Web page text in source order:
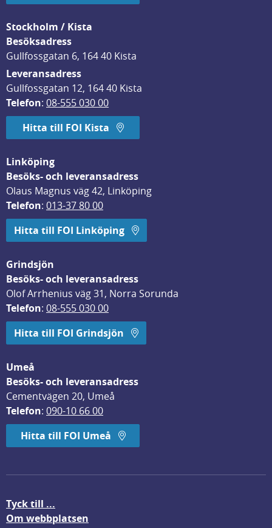
Stockholm / Kista
Besöksadress
Gullfossgatan 6, 164 40 Kista
Leveransadress
Gullfossgatan 12, 164 40 Kista
Telefon: 08-555 030 00
Hitta till FOI Kista
Linköping
Besöks- och leveransadress
Olaus Magnus väg 42, Linköping
Telefon: 013-37 80 00
Hitta till FOI Linköping
Grindsjön
Besöks- och leveransadress
Olof Arrhenius väg 31, Norra Sorunda
Telefon: 08-555 030 00
Hitta till FOI Grindsjön
Umeå
Besöks- och leveransadress
Cementvägen 20, Umeå
Telefon: 090-10 66 00
Hitta till FOI Umeå
Tyck till ...
Om webbplatsen